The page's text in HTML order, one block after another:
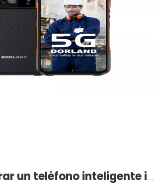
¿Vale la pena comprar un teléfono inteligente intrínsecamente seguro?